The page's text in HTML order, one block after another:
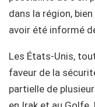
dans la région,
avoir été informé
Les États-Unis,
faveur de la
partielle de